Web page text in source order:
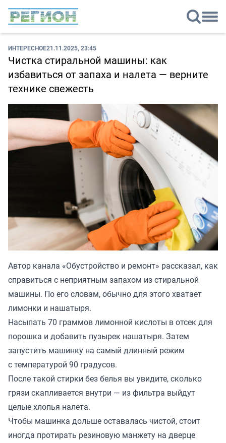
ИНТЕРЕСНОЕ21.11.2025, 23:45
Чистка стиральной машины: как
избавиться от запаха и налета — верните
технике свежесть
Автор канала «Обустройство и ремонт» рассказал, как
справиться с неприятным запахом из стиральной
машины. По его словам, обычно для этого хватает
лимонки и нашатыря.
Насыпать 70 граммов лимонной кислоты в отсек для
порошка и добавить пузырек нашатыря. Затем
запустить машинку на самый длинный режим
с температурой 90 градусов.
После такой стирки без белья вы увидите, сколько
грязи скапливается внутри — из фильтра выйдут
целые хлопья налета.
Чтобы машинка дольше оставалась чистой, стоит
иногда протирать резиновую манжету на дверце